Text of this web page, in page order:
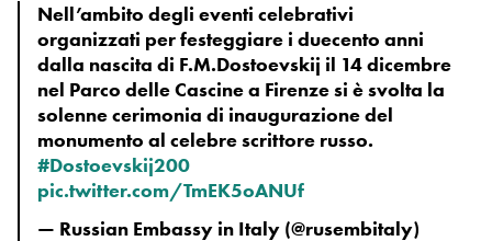
Nell’ambito degli eventi celebrativi
organizzati per festeggiare i duecento anni
dalla nascita di F.M.Dostoevskij il 14 dicembre
nel Parco delle Cascine a Firenze si è svolta la
solenne cerimonia di inaugurazione del
monumento al celebre scrittore russo.
#Dostoevskij200
pic.twitter.com/TmEK5oANUf
— Russian Embassy in Italy (@rusembitaly)